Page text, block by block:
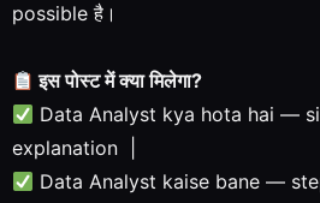
possible है।
इस पोस्ट में क्या मिलेगा?
Data Analyst kya hota hai —
explanation |
Data Analyst kaise bane —